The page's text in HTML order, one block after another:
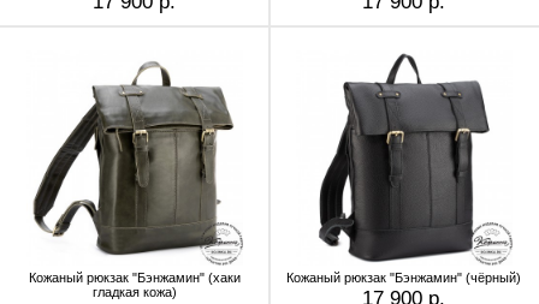
Кожаный рюкзак "Бэнжамин" (хаки
гладкая кожа)
Кожаный рюкзак "Бэнжамин" (чёрный)
17 900 р.